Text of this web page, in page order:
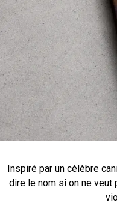
Inspiré par un célèbre
dire le nom si on ne